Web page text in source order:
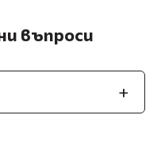
въпроси